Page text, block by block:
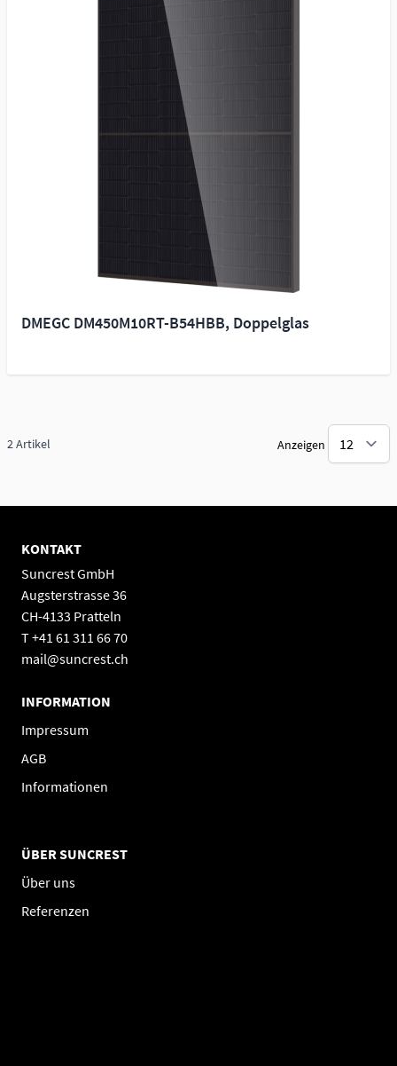
DMEGC DM450M10RT-B54HBB, Doppelglas
2Artikel Anzeigen
KONTAKT
Suncrest GmbH
Augsterstrasse 36
CH-4133 Pratteln
T +41 61 311 66 70
mail@suncrest.ch
INFORMATION
Impressum
AGB
Informationen
ÜBER SUNCREST
Über uns
Referenzen